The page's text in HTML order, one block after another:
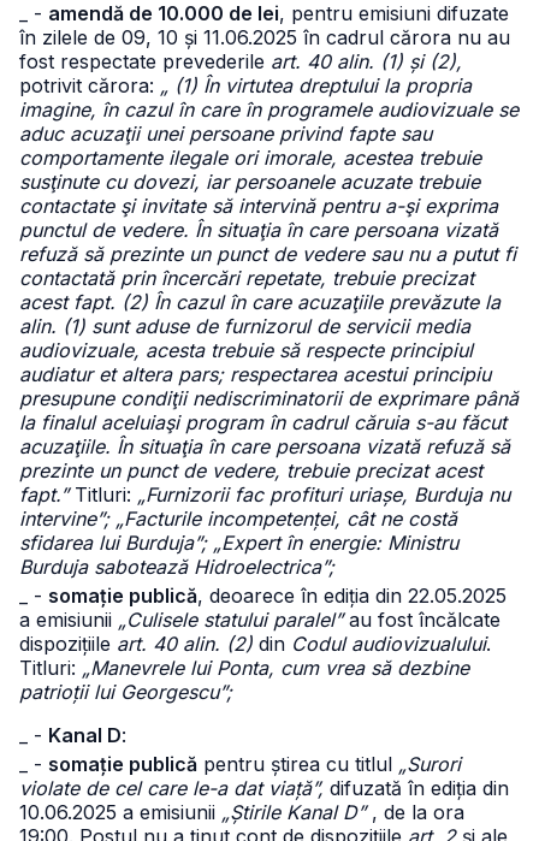
_ - amendă de 10.000 de lei, pentru emisiuni difuzate
în zilele de 09, 10 și 11.06.2025 în cadrul cărora nu au
fost respectate prevederile art. 40 alin. (1) și (2),
potrivit cărora: „ (1) În virtutea dreptului la propria
imagine, în cazul în care în programele audiovizuale se
aduc acuzaţii unei persoane privind fapte sau
comportamente ilegale ori imorale, acestea trebuie
susţinute cu dovezi, iar persoanele acuzate trebuie
contactate şi invitate să intervină pentru a-şi exprima
punctul de vedere. În situaţia în care persoana vizată
refuză să prezinte un punct de vedere sau nu a putut fi
contactată prin încercări repetate, trebuie precizat
acest fapt. (2) În cazul în care acuzaţiile prevăzute la
alin. (1) sunt aduse de furnizorul de servicii media
audiovizuale, acesta trebuie să respecte principiul
audiatur et altera pars; respectarea acestui principiu
presupune condiţii nediscriminatorii de exprimare până
la finalul aceluiaşi program în cadrul căruia s-au făcut
acuzaţiile. În situaţia în care persoana vizată refuză să
prezinte un punct de vedere, trebuie precizat acest
fapt.”Titluri: „Furnizorii fac profituri uriașe, Burduja nu
intervine”; „Facturile incompetenței, cât ne costă
sfidarea lui Burduja”; „Expert în energie: Ministru
Burduja sabotează Hidroelectrica”;
_ - somație publică, deoarece în ediția din 22.05.2025
a emisiunii „Culisele statului paralel”au fost încălcate
dispozițiile art. 40 alin. (2) din Codul audiovizualului.
Titluri: „Manevrele lui Ponta, cum vrea să dezbine
patrioții lui Georgescu”;
_ - Kanal D:
_ - somație publică pentru știrea cu titlul „Surori
violate de cel care le-a dat viață”, difuzată în ediția din
10.06.2025 a emisiunii „Știrile Kanal D”, de la ora
19:00. Postul nu a ținut cont de dispozițiile art. 2și ale